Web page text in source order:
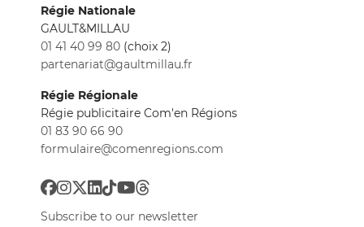
Régie Nationale
GAULT&MILLAU
01 41 40 99 80 (choix 2)
partenariat@gaultmillau.fr
Régie Régionale
Régie publicitaire Com'en Régions
01 83 90 66 90
formulaire@comenregions.com
Subscribe to our newsletter